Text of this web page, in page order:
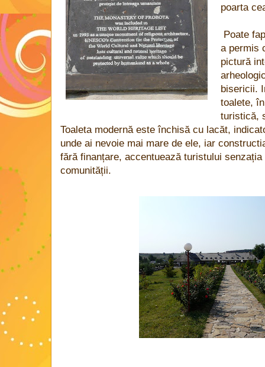
poarta
Poate
a permis
pictură
bisericii.
toalete,
turistică,
Toaleta modernă este închisă cu lacăt,
unde ai nevoie mai mare de ele, iar
fără finanțare, accentuează turistului
comunității.